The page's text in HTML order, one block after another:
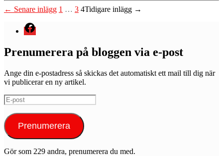
Inläggsnavigering
← Senare inlägg 1 … 3 4Tidigare inlägg →
Menyval
Prenumerera på bloggen via e-post
Ange din e-postadress så skickas det automatiskt ett mail till dig när
vi publicerar en ny artikel.
E-
post
Prenumerera
Gör som 229 andra, prenumerera du med.